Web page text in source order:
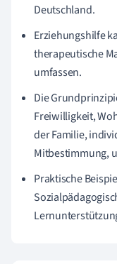
Deutschland.
Erziehungshilfe
therapeutische
umfassen.
Die
Freiwilligkeit,
der Familie,
Mitbestimmung,
Praktische